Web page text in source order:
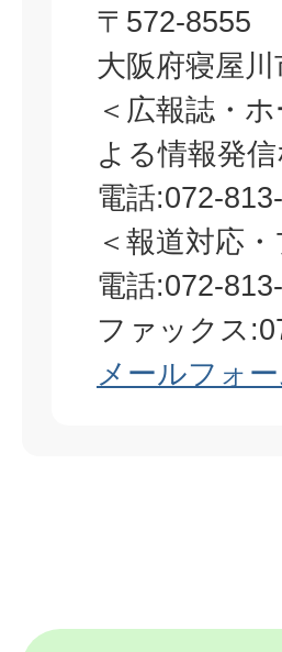
〒572-8555
大阪府寝屋
＜広報誌・
よる情報発信
電話:072-
＜報道対応
電話:072-
ファックス
メールフォ